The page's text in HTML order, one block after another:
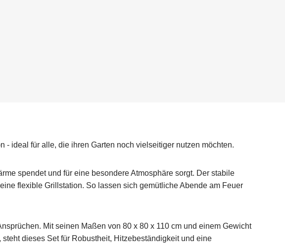
ideal für alle, die ihren Garten noch vielseitiger nutzen möchten.
spendet und für eine besondere Atmosphäre sorgt. Der stabile
flexible Grillstation. So lassen sich gemütliche Abende am Feuer
Mit seinen Maßen von 80 x 80 x 110 cm und einem Gewicht
dieses Set für Robustheit, Hitzebeständigkeit und eine